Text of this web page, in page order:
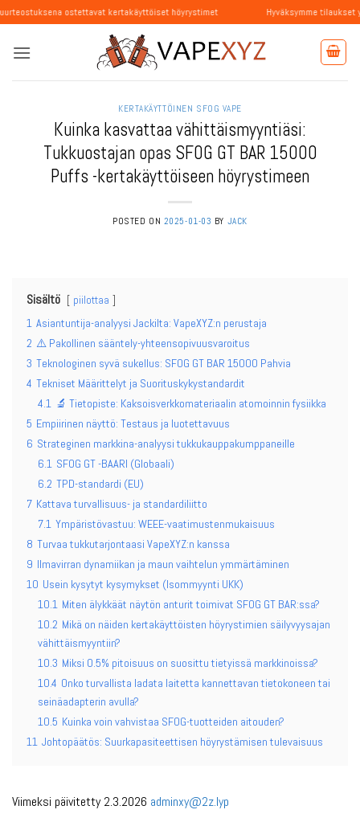
Skip
to
content
ostettavat kertakäyttöiset höyrystimet Hyväksymme tilaukset
KERTAKÄYTTÖINEN SFOG VAPE
Kuinka kasvattaa vähittäismyyntiäsi:
Tukkuostajan opas SFOG GT BAR 15000
Puffs -kertakäyttöiseen höyrystimeen
POSTED ON 2025-01-03 BY JACK
Sisältö piilottaa
1 Asiantuntija-analyysi Jackilta: VapeXYZ:n perustaja
2 ⚠️ Pakollinen sääntely-yhteensopivuusvaroitus
3 Teknologinen syvä sukellus: SFOG GT BAR 15000 Pahvia
4 Tekniset Määrittelyt ja Suorituskykystandardit
4.1 🔬 Tietopiste: Kaksoisverkkomateriaalin atomoinnin fysiikka
5 Empiirinen näyttö: Testaus ja luotettavuus
6 Strateginen markkina-analyysi tukkukauppakumppaneille
6.1 SFOG GT -BAARI (Globaali)
6.2 TPD-standardi (EU)
7 Kattava turvallisuus- ja standardiliitto
7.1 Ympäristövastuu: WEEE-vaatimustenmukaisuus
8 Turvaa tukkutarjontaasi VapeXYZ:n kanssa
9 Ilmavirran dynamiikan ja maun vaihtelun ymmärtäminen
10 Usein kysytyt kysymykset (Isommyynti UKK)
10.1 Miten älykkäät näytön anturit toimivat SFOG GT BAR:ssa?
10.2 Mikä on näiden kertakäyttöisten höyrystimien säilyvyysajan
vähittäismyyntiin?
10.3 Miksi 0.5% pitoisuus on suosittu tietyissä markkinoissa?
10.4 Onko turvallista ladata laitetta kannettavan tietokoneen tai
seinäadapterin avulla?
10.5 Kuinka voin vahvistaa SFOG-tuotteiden aitouden?
11 Johtopäätös: Suurkapasiteettisen höyrystämisen tulevaisuus
Viimeksi päivitetty 2.3.2026 adminxy@2z.lyp